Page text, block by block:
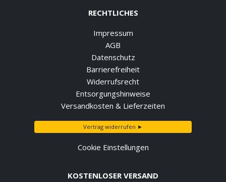
RECHTLICHES
Impressum
AGB
Datenschutz
Barrierefreiheit
Widerrufsrecht
Entsorgungshinweise
Versandkosten & Lieferzeiten
Vertrag widerrufen ►
Cookie Einstellungen
KOSTENLOSER VERSAND